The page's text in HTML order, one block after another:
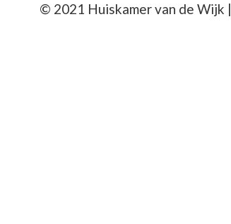
© 2021 Huiskamer van de Wijk |